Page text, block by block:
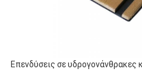
Επενδύσεις σε υδρογονάνθρακες